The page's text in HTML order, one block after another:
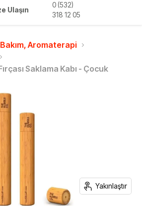
Ulaşın
0 (532)
318 12 05
Aromaterapi
Saklama Kabı - Çocuk
Yakınlaştır